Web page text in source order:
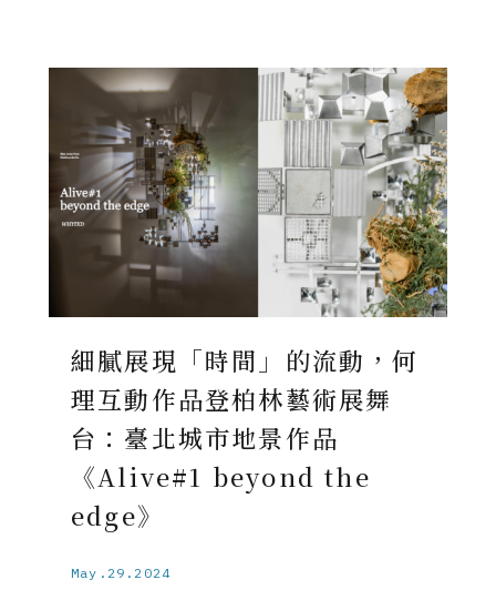
細膩展現「時間」的流動，何
理互動作品登柏林藝術展舞
台：臺北城市地景作品
《Alive#1 beyond the
edge》
May.29.2024